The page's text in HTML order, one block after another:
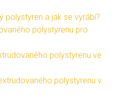
polystyren a jak se vyrábí?
polystyrenu pro
polystyrenu ve
polystyrenu v